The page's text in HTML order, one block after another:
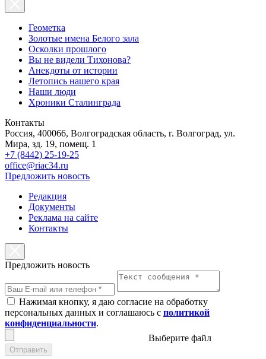
Геометка
Золотые имена Белого зала
Осколки прошлого
Вы не видели Тихонова?
Анекдоты от истории
Летопись нашего края
Наши люди
Хроники Сталинграда
Контакты
Россия, 400066, Волгоградская область, г. Волгоград, ул.
Мира, зд. 19, помещ. 1
+7 (8442) 25-19-25
office@riac34.ru
Предложить новость
Редакция
Документы
Реклама на сайте
Контакты
Предложить новость
Нажимая кнопку, я даю согласие на обработку
персональных данных и соглашаюсь с политикой
конфиденциальности.
Выберите файл
Отправить